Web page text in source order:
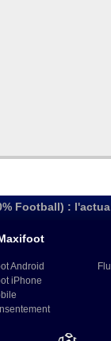
Football) :
Android
iPhone